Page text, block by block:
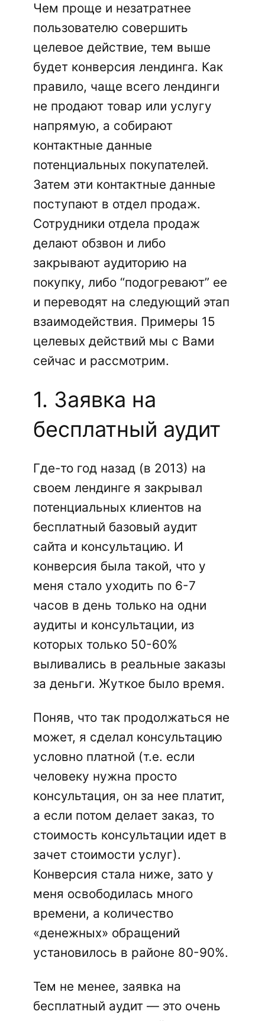
Чем проще и незатратнее
пользователю совершить
целевое действие, тем выше
будет конверсия лендинга. Как
правило, чаще всего лендинги
не продают товар или услугу
напрямую, а собирают
контактные данные
потенциальных покупателей.
Затем эти контактные данные
поступают в отдел продаж.
Сотрудники отдела продаж
делают обзвон и либо
закрывают аудиторию на
покупку, либо “подогревают” ее
и переводят на следующий этап
взаимодействия. Примеры 15
целевых действий мы с Вами
сейчас и рассмотрим.
1. Заявка на
бесплатный аудит
Где-то год назад (в 2013) на
своем лендинге я закрывал
потенциальных клиентов на
бесплатный базовый аудит
сайта и консультацию. И
конверсия была такой, что у
меня стало уходить по 6-7
часов в день только на одни
аудиты и консультации, из
которых только 50-60%
выливались в реальные заказы
за деньги. Жуткое было время.
Поняв, что так продолжаться не
может, я сделал консультацию
условно платной (т.е. если
человеку нужна просто
консультация, он за нее платит,
а если потом делает заказ, то
стоимость консультации идет в
зачет стоимости услуг).
Конверсия стала ниже, зато у
меня освободилась много
времени, а количество
«денежных» обращений
установилось в районе 80-90%.
Тем не менее, заявка на
бесплатный аудит — это очень